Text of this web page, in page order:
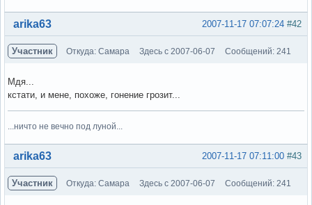
Вне форума #42
2007-11-17 07:07:24
arika63
Участник Откуда: Самара Здесь с 2007-06-07 Сообщений: 241
Мдя...
кстати, и мене, похоже, гонение грозит...
...ничто не вечно под луной...
Вне форума #43
2007-11-17 07:11:00
arika63
Участник Откуда: Самара Здесь с 2007-06-07 Сообщений: 241